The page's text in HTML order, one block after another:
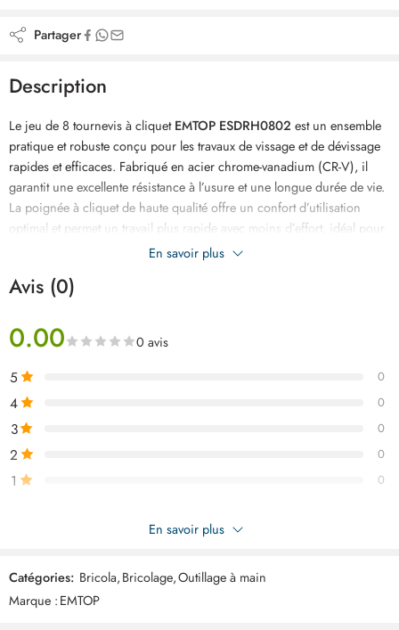
Partager
Description
Le jeu de 8 tournevis à cliquetEMTOP ESDRH0802 est un ensemble
pratique et robuste conçu pour les travaux de vissage et de dévissage
rapides et efficaces. Fabriqué en acier chrome-vanadium (CR-V), il
garantit une excellente résistance à l’usure et une longue durée de vie.
La poignée à cliquet de haute qualité offre un confort d’utilisation
optimal et permet un travail plus rapide avec moins d’effort, idéal pour
les interventions répétitives. Le kit comprend 7 embouts de 25 mm
et T20, offrant ainsi une grande polyvalence pour les travaux de
cet ensemble est conditionné en demi blister double pour une
protection optimale. Le jeu de tournevis à cliquet EMTOP ESDRH0802
est un outil indispensable pour les professionnels comme pour les
bricoleurs, disponible au meilleur prix en Tunisie.
En savoir plus
Avis (0)
0.00 0 avis
5 0
4 0
3 0
2 0
1 0
Soyez le premier à donner votre avis sur “EMTOP Jeu de 8
tourenvis a cliquet ESDRH0802”
Commentaires
Il n'y a pas encore de critiques.
En savoir plus
Catégories: Bricola,Bricolage,Outillage à main
Marque :EMTOP